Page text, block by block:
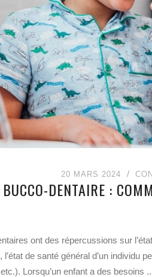
20 MARS 2024
DENTAIRE :
ont des répercussions sur
de santé général d’un individu
Lorsqu’un enfant a des besoins